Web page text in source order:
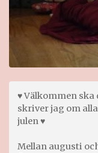
♥ Välkommen
skriver jag om
julen ♥
Mellan augusti